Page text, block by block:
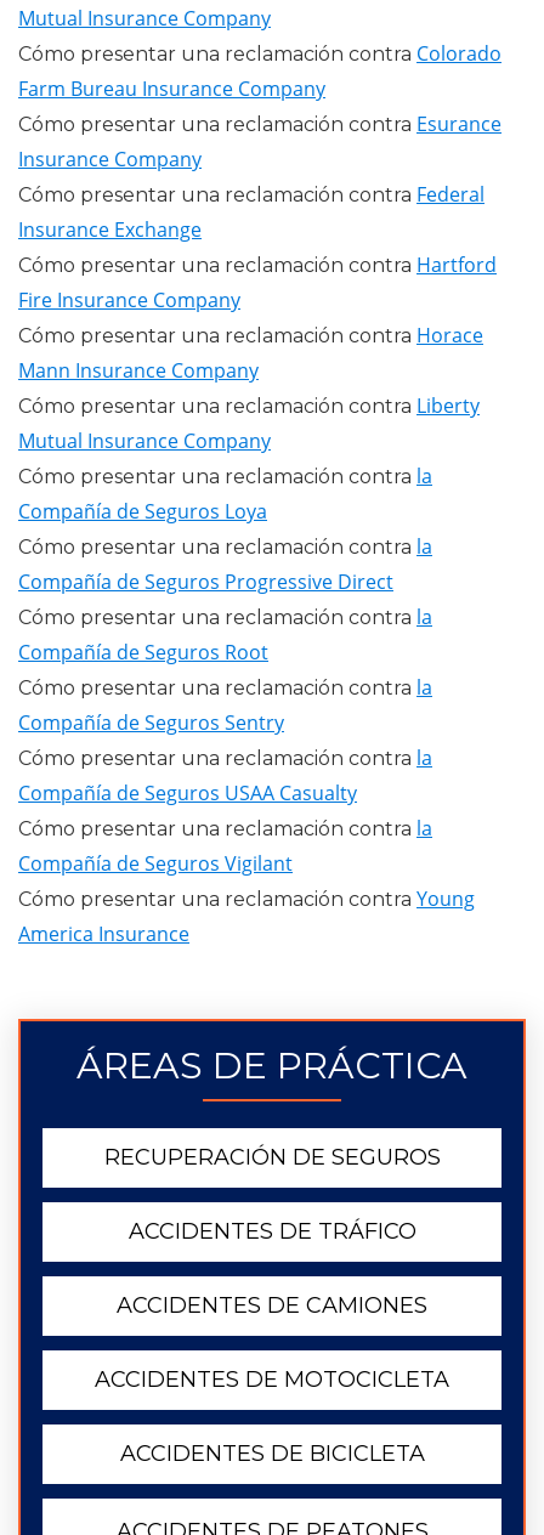
Mutual Insurance Company
Cómo presentar una reclamación contra Colorado
Farm Bureau Insurance Company
Cómo presentar una reclamación contra Esurance
Insurance Company
Cómo presentar una reclamación contra Federal
Insurance Exchange
Cómo presentar una reclamación contra Hartford
Fire Insurance Company
Cómo presentar una reclamación contra Horace
Mann Insurance Company
Cómo presentar una reclamación contra Liberty
Mutual Insurance Company
Cómo presentar una reclamación contra la
Compañía de Seguros Loya
Cómo presentar una reclamación contra la
Compañía de Seguros Progressive Direct
Cómo presentar una reclamación contra la
Compañía de Seguros Root
Cómo presentar una reclamación contra la
Compañía de Seguros Sentry
Cómo presentar una reclamación contra la
Compañía de Seguros USAA Casualty
Cómo presentar una reclamación contra la
Compañía de Seguros Vigilant
Cómo presentar una reclamación contra Young
America Insurance
ÁREAS DE PRÁCTICA
RECUPERACIÓN DE SEGUROS
ACCIDENTES DE TRÁFICO
ACCIDENTES DE CAMIONES
ACCIDENTES DE MOTOCICLETA
ACCIDENTES DE BICICLETA